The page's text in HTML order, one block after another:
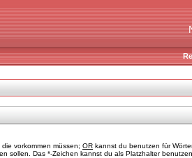
vorkommen müssen; OR kannst du benutzen für
sollen. Das *-Zeichen kannst du als Platzhalter benutzen.